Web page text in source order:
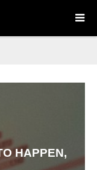
HAPPEN,